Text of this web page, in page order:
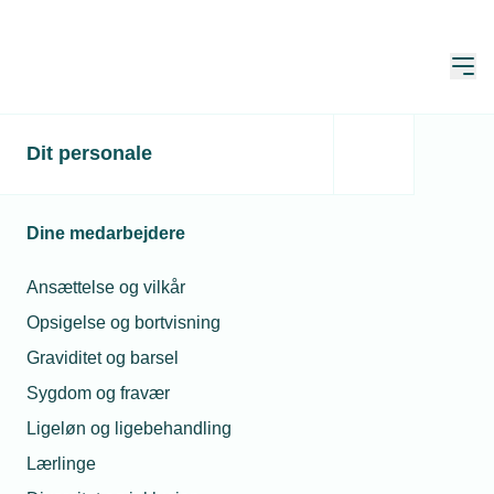
Dit personale
Dine medarbejdere
Ansættelse og vilkår
Opsigelse og bortvisning
Graviditet og barsel
Sygdom og fravær
Ligeløn og ligebehandling
Lærlinge
TEKNIQ Pressemeddelelser
Rigide dataregler
bremser grøn omstilling
Publiceret: 11. mar. 2021
målere til el, vand og varme kan sikre
store gevinster for både bygningsejere
og installatører – men sådan er det